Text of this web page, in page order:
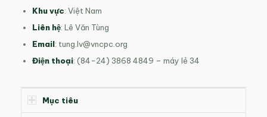
Khu vực: Việt Nam
Liên hệ: Lê Văn Tùng
Email: tung.lv@vncpc.org
Điện thoại: (84-24) 3868 4849 – máy lẻ 34
Mục tiêu